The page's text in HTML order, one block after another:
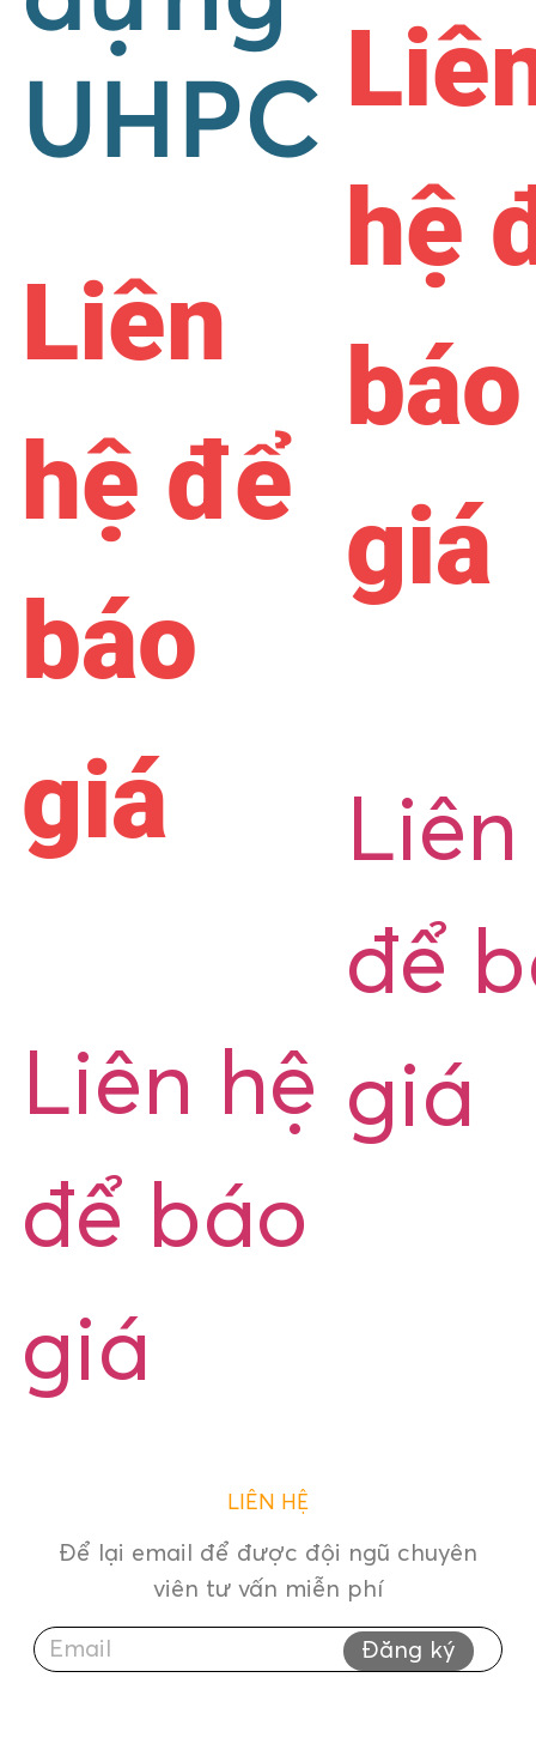
UHPC
Liên
hệ để
báo
giá
Liên hệ
để báo
giá
hệ
báo
giá
để
giá
LIÊN HỆ
Để lại email để được đội ngũ chuyên
viên tư vấn miễn phí
Đăng ký